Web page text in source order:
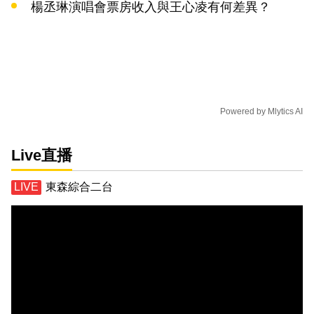
楊丞琳演唱會票房收入與王心凌有何差異？
Powered by Mlytics AI
Live直播
東森綜合二台